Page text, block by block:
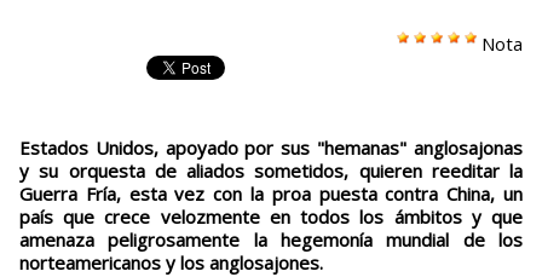
Nota
Estados Unidos, apoyado por sus "hemanas" anglosajonas
y su orquesta de aliados sometidos, quieren reeditar la
Guerra Fría, esta vez con la proa puesta contra China, un
país que crece velozmente en todos los ámbitos y que
amenaza peligrosamente la hegemonía mundial de los
norteamericanos y los anglosajones.